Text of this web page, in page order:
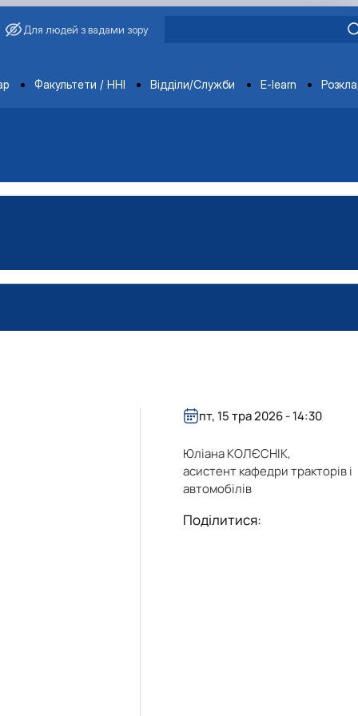
Для людей з вадами зору
Факультети / ННІ Відділи/Служби E-learn
пт, 15 тра 2026 - 14:30
Юліана КОЛЄСНІК,
асистент кафедри тракторів і
автомобілів
Поділитися: